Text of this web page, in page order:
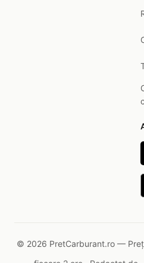
© 2026 PretCarburant.ro —